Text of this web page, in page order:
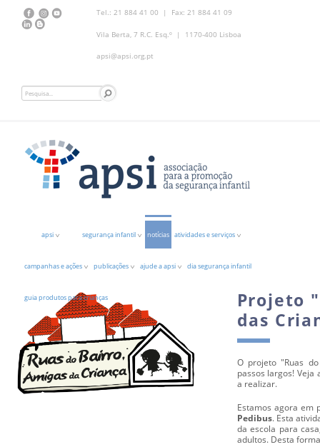
Tel.: 21 884 41 00 | Fax: 21 884 41 09
Vila Berta, 7 R.C. Esq.º | 1170-400 Lisboa
apsi@apsi.org.pt
apsi segurança infantil notícias atividades e serviços
campanhas e ações publicações ajude a apsi dia segurança infantil
guia produtos para crianças
Projeto
das
O projeto "Ruas
passos largos!
a realizar.
Estamos agora em
Pedibus. Esta
da escola para
adultos. Desta